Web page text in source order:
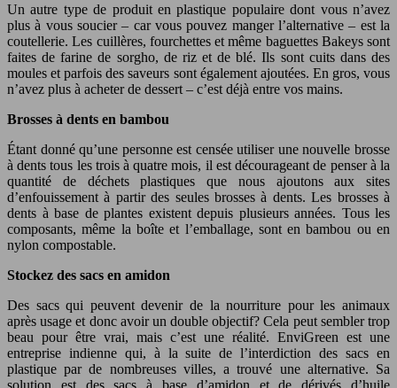
Un autre type de produit en plastique populaire dont vous n’avez
plus à vous soucier – car vous pouvez manger l’alternative – est la
coutellerie. Les cuillères, fourchettes et même baguettes Bakeys sont
faites de farine de sorgho, de riz et de blé. Ils sont cuits dans des
moules et parfois des saveurs sont également ajoutées. En gros, vous
n’avez plus à acheter de dessert – c’est déjà entre vos mains.
Brosses à dents en bambou
Étant donné qu’une personne est censée utiliser une nouvelle brosse
à dents tous les trois à quatre mois, il est décourageant de penser à la
quantité de déchets plastiques que nous ajoutons aux sites
d’enfouissement à partir des seules brosses à dents. Les brosses à
dents à base de plantes existent depuis plusieurs années. Tous les
composants, même la boîte et l’emballage, sont en bambou ou en
nylon compostable.
Stockez des sacs en amidon
Des sacs qui peuvent devenir de la nourriture pour les animaux
après usage et donc avoir un double objectif? Cela peut sembler trop
beau pour être vrai, mais c’est une réalité. EnviGreen est une
entreprise indienne qui, à la suite de l’interdiction des sacs en
plastique par de nombreuses villes, a trouvé une alternative. Sa
solution est des sacs à base d’amidon et de dérivés d’huile